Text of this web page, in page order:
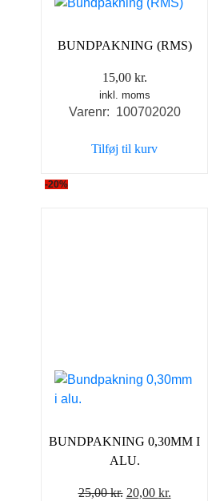
BUNDPAKNING (RMS)
15,00 kr.
inkl. moms
Varenr: 100702020
Tilføj til kurv
-20%
BUNDPAKNING 0,30MM I
ALU.
25,00kr. Den
20,00 kr.